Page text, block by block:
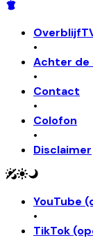
•
Achter de
•
Contact
•
Colofon
•
Disclaimer
YouTube
•
TikTok